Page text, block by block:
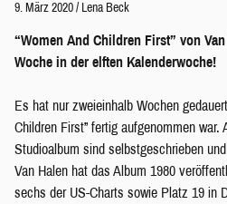
9. März 2020 / Lena Beck
“Women And Children First” von
Woche in der elften Kalenderwoche!
Es hat nur zweieinhalb Wochen
Children First” fertig aufgenommen
Studioalbum sind selbstgeschrieben
Van Halen hat das Album 1980
sechs der US-Charts sowie Platz 19 in